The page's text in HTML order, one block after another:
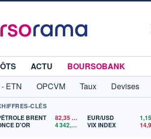
ACTU
BOURSOBANK
ETN OPCVM Taux Devises
CLÉS
BRENT
82,35$US
D'OR
4 342,26 $US
EUR/USD
VIX INDEX